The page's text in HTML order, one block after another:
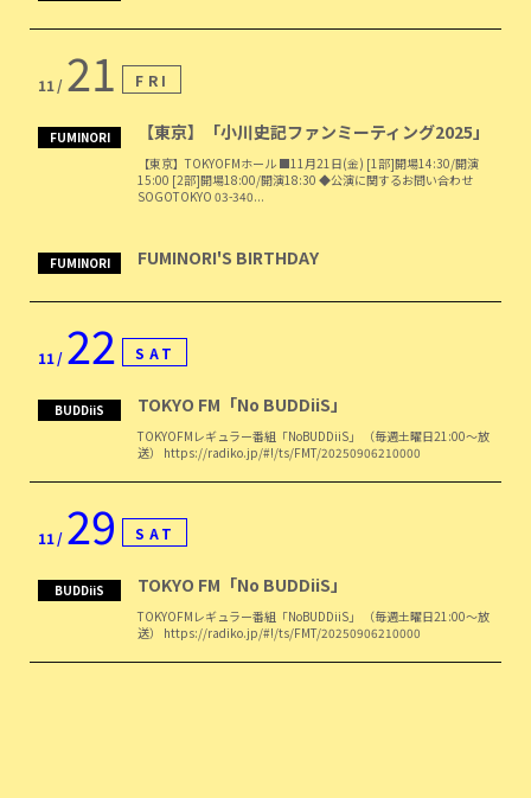
11 21 FRI
FUMINORI 【東京】「小川史記ファンミーティング2025」
【東京】TOKYOFMホール ■11月21日(金) [1部]開場14:30/開演
15:00 [2部]開場18:00/開演18:30 ◆公演に関するお問い合わせ
SOGOTOKYO 03-340...
FUMINORI FUMINORI'S BIRTHDAY
11 22 SAT
BUDDiiS TOKYO FM「No BUDDiiS」
TOKYOFMレギュラー番組「NoBUDDiiS」 （毎週土曜日21:00〜放
送） https://radiko.jp/#!/ts/FMT/20250906210000
11 29 SAT
BUDDiiS TOKYO FM「No BUDDiiS」
TOKYOFMレギュラー番組「NoBUDDiiS」 （毎週土曜日21:00〜放
送） https://radiko.jp/#!/ts/FMT/20250906210000